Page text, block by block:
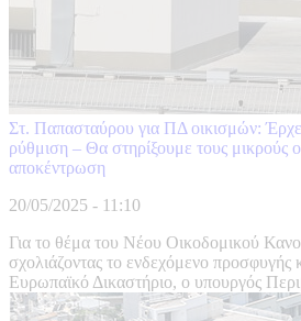
Στ. Παπασταύρου για ΠΔ οικισμών:
ρύθμιση – Θα στηρίξουμε τους μικρούς
αποκέντρωση
20/05/2025 - 11:10
Για το θέμα του Νέου Οικοδομικού
σχολιάζοντας το ενδεχόμενο
Ευρωπαϊκό Δικαστήριο, ο υπουργός